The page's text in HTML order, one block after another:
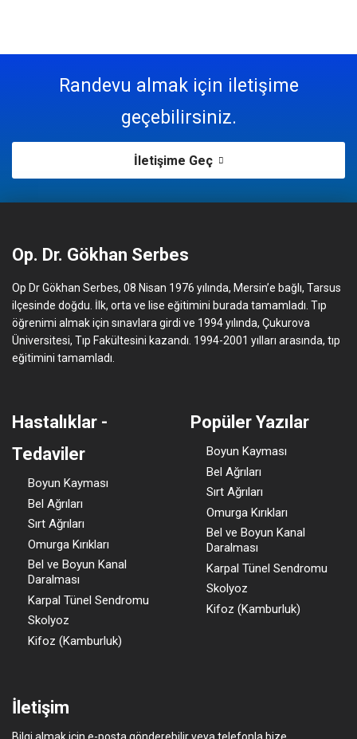
Randevu almak için iletişime
geçebilirsiniz.
İletişime Geç
Op. Dr. Gökhan Serbes
Op Dr Gökhan Serbes, 08 Nisan 1976 yılında, Mersin’e bağlı, Tarsus
ilçesinde doğdu. İlk, orta ve lise eğitimini burada tamamladı. Tıp
öğrenimi almak için sınavlara girdi ve 1994 yılında, Çukurova
Üniversitesi, Tıp Fakültesini kazandı. 1994-2001 yılları arasında, tıp
eğitimini tamamladı.
Hastalıklar -
Tedaviler
Boyun Kayması
Bel Ağrıları
Sırt Ağrıları
Omurga Kırıkları
Bel ve Boyun Kanal
Daralması
Karpal Tünel Sendromu
Skolyoz
Kifoz (Kamburluk)
Popüler Yazılar
Boyun Kayması
Bel Ağrıları
Sırt Ağrıları
Omurga Kırıkları
Bel ve Boyun Kanal
Daralması
Karpal Tünel Sendromu
Skolyoz
Kifoz (Kamburluk)
İletişim